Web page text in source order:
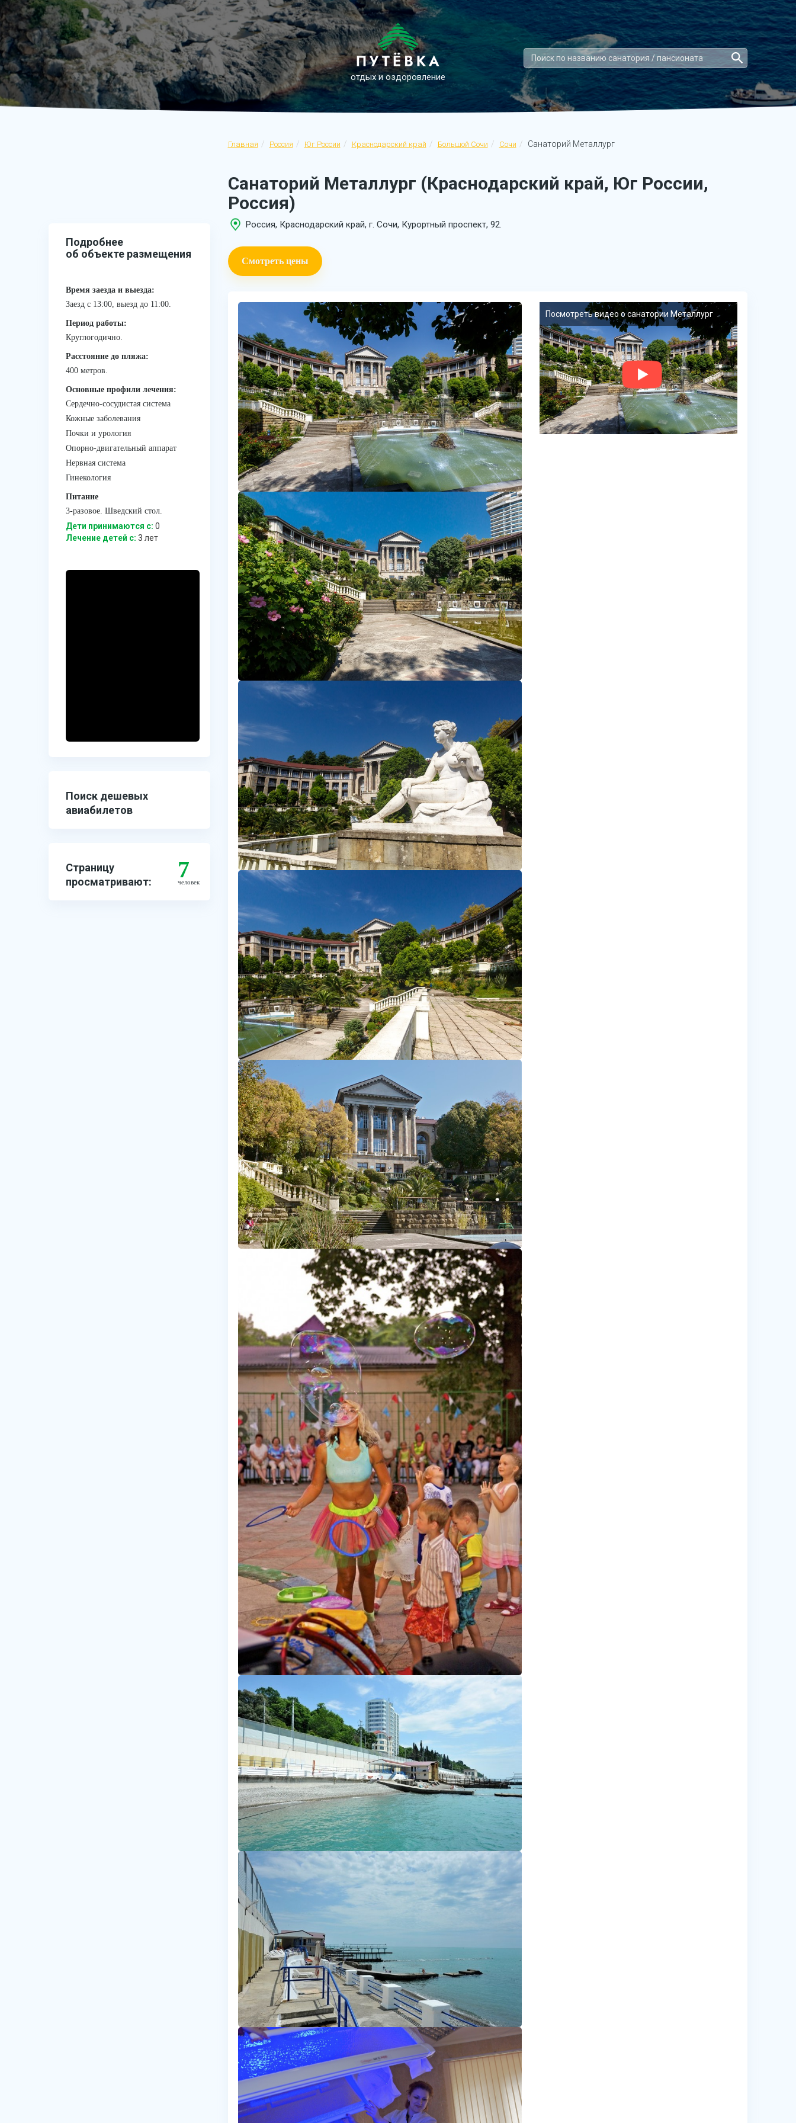
отдых и оздоровление
Главная Россия Юг России Краснодарский край Большой Сочи Сочи Санаторий Металлург
Санаторий Металлург (Краснодарский край, Юг России,
Россия)
Россия, Краснодарский край, г. Сочи, Курортный проспект, 92.
Смотреть цены
Подробнее
об объекте размещения
Время заезда и выезда:
Заезд с 13:00, выезд до 11:00.
Период работы:
Круглогодично.
Расстояние до пляжа:
400 метров.
Основные профили лечения:
Сердечно-сосудистая система
Кожные заболевания
Почки и урология
Опорно-двигательный аппарат
Нервная система
Гинекология
Питание
3-разовое. Шведский стол.
Дети принимаются с: 0
Лечение детей c: 3 лет
Поиск дешевых
авиабилетов
Страницу
просматривают:
7
человек
Посмотреть видео о санатории Металлург